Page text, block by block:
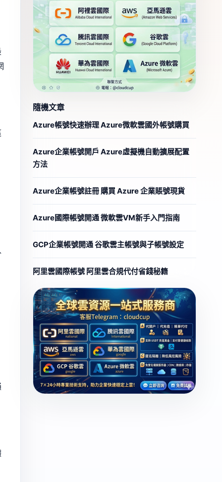
隨機文章
Azure帳號快速辦理 Azure微軟雲國外帳號購買
Azure企業帳號開戶 Azure虛擬機自動擴展配置
方法
Azure企業帳號註冊 購買 Azure 企業賬號現貨
Azure國際帳號開通 微軟雲VM新手入門指南
GCP企業帳號開通 谷歌雲主帳號與子帳號設定
阿里雲國際帳號 阿里雲合規代付省錢秘籍